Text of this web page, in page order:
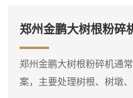
形成粗碎料，便于后续储
型料场连续作业场景中，
可参考2400mm，处理能
续大...
郑州金鹏大树根粉碎
场连续处理
郑州金鹏大树根粉碎机通
案，主要处理树根、树墩